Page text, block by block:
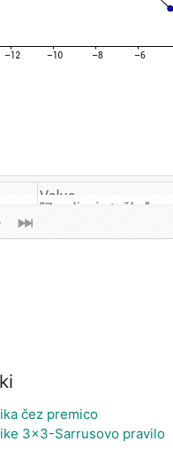
čez premico
3x3-Sarrusovo pravilo